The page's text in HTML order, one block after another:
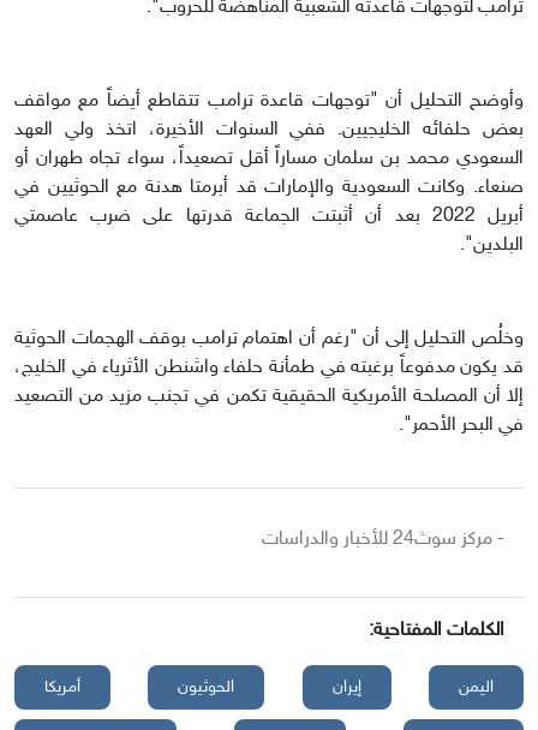
ترامب لتوجهات قاعدته الشعبية المناهضة للحروب".
وأوضح التحليل أن "توجهات قاعدة ترامب تتقاطع أيضاً مع مواقف
بعض حلفائه الخليجيين. ففي السنوات الأخيرة، اتخذ ولي العهد
السعودي محمد بن سلمان مساراً أقل تصعيداً، سواء تجاه طهران أو
صنعاء. وكانت السعودية والإمارات قد أبرمتا هدنة مع الحوثيين في
أبريل 2022 بعد أن أثبتت الجماعة قدرتها على ضرب عاصمتي
البلدين".
وخلُص التحليل إلى أن "رغم أن اهتمام ترامب بوقف الهجمات الحوثية
قد يكون مدفوعاً برغبته في طمأنة حلفاء واشنطن الأثرياء في الخليج،
إلا أن المصلحة الأمريكية الحقيقية تكمن في تجنب مزيد من التصعيد
في البحر الأحمر".
- مركز سوث24 للأخبار والدراسات
الكلمات المفتاحية:
اليمن إيران الحوثيون أمريكا